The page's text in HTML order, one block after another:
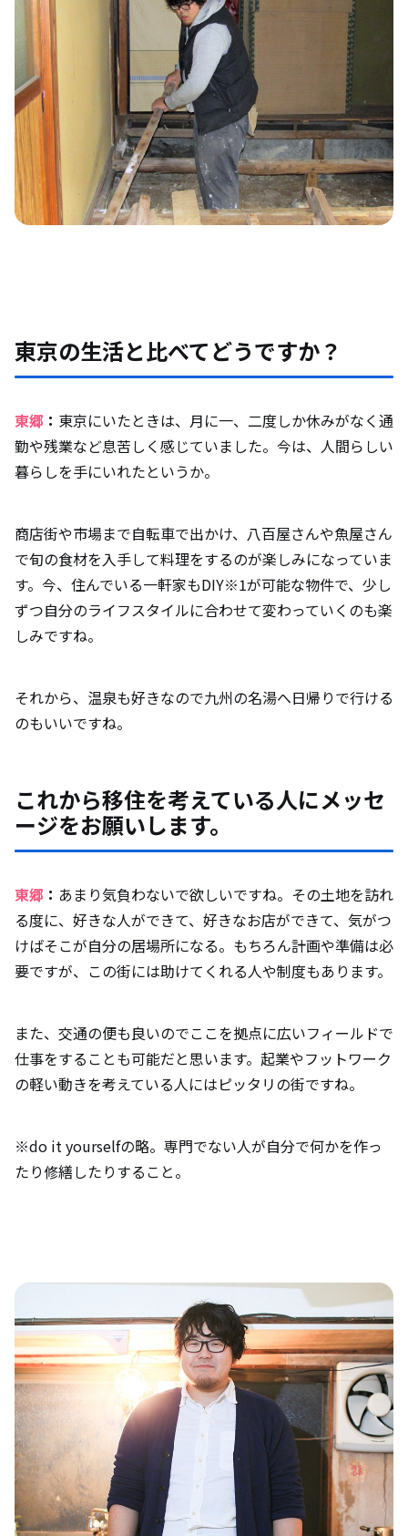
東京の生活と比べてどうですか？
東郷 ： 東京にいたときは、月に一、二度しか休みがなく通
勤や残業など息苦しく感じていました。今は、人間らしい
暮らしを手にいれたというか。
商店街や市場まで自転車で出かけ、八百屋さんや魚屋さん
で旬の食材を入手して料理をするのが楽しみになっていま
す。今、住んでいる一軒家もDIY※1が可能な物件で、少し
ずつ自分のライフスタイルに合わせて変わっていくのも楽
しみですね。
それから、温泉も好きなので九州の名湯へ日帰りで行ける
のもいいですね。
これから移住を考えている人にメッセ
ージをお願いします。
東郷 ： あまり気負わないで欲しいですね。その土地を訪れ
る度に、好きな人ができて、好きなお店ができて、気がつ
けばそこが自分の居場所になる。もちろん計画や準備は必
要ですが、この街には助けてくれる人や制度もあります。
また、交通の便も良いのでここを拠点に広いフィールドで
仕事をすることも可能だと思います。起業やフットワーク
の軽い動きを考えている人にはピッタリの街ですね。
※do it yourselfの略。専門でない人が自分で何かを作っ
たり修繕したりすること。